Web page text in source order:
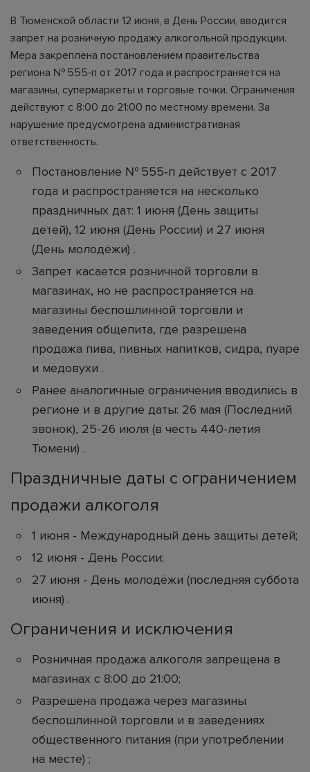
В Тюменской области 12 июня, в День России, вводится
запрет на розничную продажу алкогольной продукции.
Мера закреплена постановлением правительства
региона № 555‑п от 2017 года и распространяется на
магазины, супермаркеты и торговые точки. Ограничения
действуют с 8:00 до 21:00 по местному времени. За
нарушение предусмотрена административная
ответственность.
Постановление № 555‑п действует с 2017
года и распространяется на несколько
праздничных дат: 1 июня (День защиты
детей), 12 июня (День России) и 27 июня
(День молодёжи) .
Запрет касается розничной торговли в
магазинах, но не распространяется на
магазины беспошлинной торговли и
заведения общепита, где разрешена
продажа пива, пивных напитков, сидра, пуаре
и медовухи .
Ранее аналогичные ограничения вводились в
регионе и в другие даты: 26 мая (Последний
звонок), 25-26 июля (в честь 440-летия
Тюмени) .
Праздничные даты с ограничением
продажи алкоголя
1 июня - Международный день защиты детей;
12 июня - День России;
27 июня - День молодёжи (последняя суббота
июня) .
Ограничения и исключения
Розничная продажа алкоголя запрещена в
магазинах с 8:00 до 21:00;
Разрешена продажа через магазины
беспошлинной торговли и в заведениях
общественного питания (при употреблении
на месте) ;